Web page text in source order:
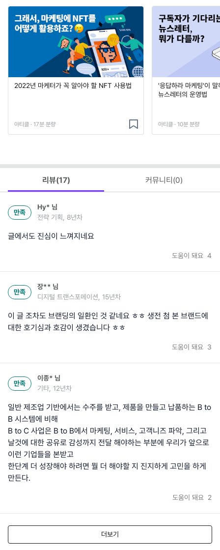
2022년 마케터가 꼭 알아야 할 NFT 사용법
아티클 · 17분 분량
'응답하라 마케팅'이 말
뉴스레터의 운영법
아티클 · 10분 분량
리뷰(17) 커뮤니티(0)
만족
Hy* 님
전략 기획, 8년차
글에서도 진심이 느껴지네요
도움이 돼요 4
만족
장** 님
디지털 트랜스포메이션, 15년차
이 글 조차도 브랜딩의 일환인 것 같네요 ㅎㅎ 생전 첨 본 브랜드에
대한 호기심과 호감이 생겼습니다 ㅎㅎ
도움이 돼요 3
만족
이종* 님
기타, 12년차
일반 제조업 기반에서는 수주를 받고, 제품을 만들고 납품하는 B to
B 시스템에 비해
B to C 사업은 B to B에서 마케팅, 서비스, 고객니즈 파악, 그리고
날것에 대한 공유로 감성까지 전달 해야하는 부분에 우리가 앞으로
이런 기업들을 본받고
한단계 더 성장해야 하려면 뭘 더 해야할 지 진지하게 고민을 하게
만든다.
도움이 돼요 2
더보기